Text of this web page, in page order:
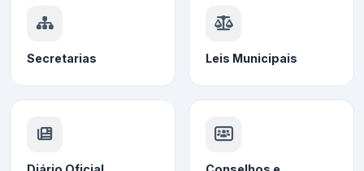
Secretarias Leis Municipais